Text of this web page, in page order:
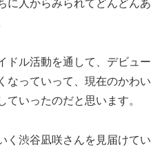
に人からみられてどんどんあ
ドル活動を通して、デビュー
なっていって、現在のかわい
ていったのだと思います。
く渋谷凪咲さんを見届けてい